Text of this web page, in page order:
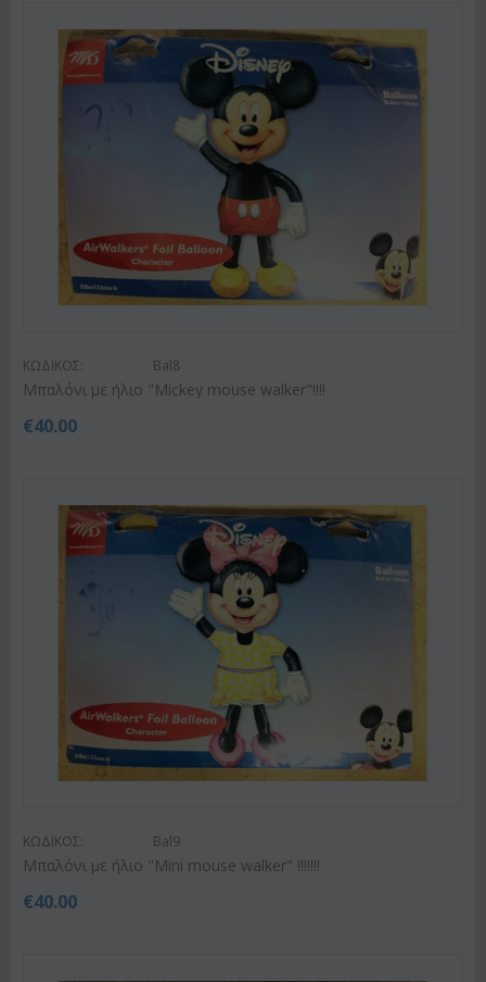
ΚΩΔΙΚΟΣ: Bal8
Μπαλόνι με ήλιο "Mickey mouse walker"!!!!
€40.00
ΚΩΔΙΚΟΣ: Bal9
Μπαλόνι με ήλιο "Mini mouse walker" !!!!!!!
€40.00